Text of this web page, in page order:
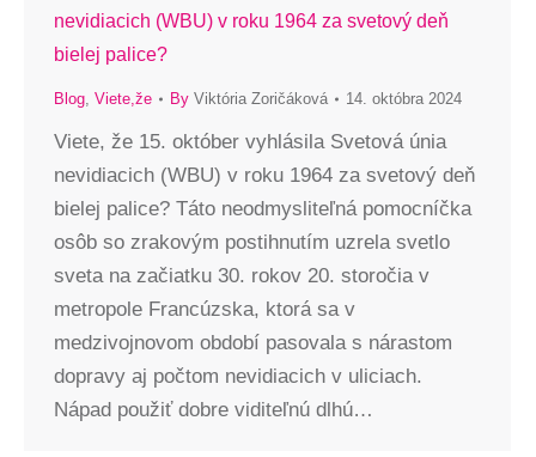
nevidiacich (WBU) v roku 1964 za svetový deň
bielej palice?
Blog, Viete,že By Viktória Zoričáková 14. októbra 2024
Viete, že 15. október vyhlásila Svetová únia
nevidiacich (WBU) v roku 1964 za svetový deň
bielej palice? Táto neodmysliteľná pomocníčka
osôb so zrakovým postihnutím uzrela svetlo
sveta na začiatku 30. rokov 20. storočia v
metropole Francúzska, ktorá sa v
medzivojnovom období pasovala s nárastom
dopravy aj počtom nevidiacich v uliciach.
Nápad použiť dobre viditeľnú dlhú…